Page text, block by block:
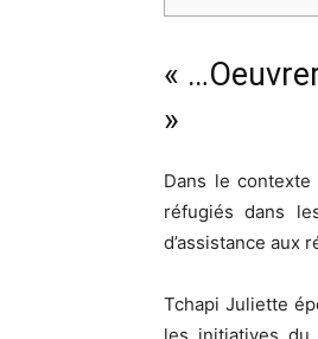
«
»
Dans le
réfugiés dans
d’assistance aux
Tchapi Juliette
les initiatives